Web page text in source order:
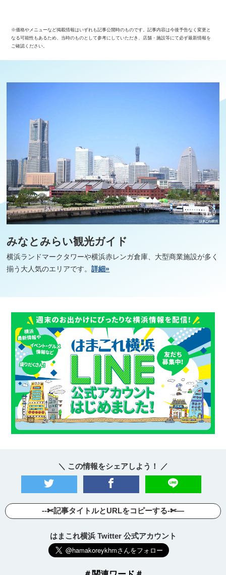
※価格やメニューなど掲載情報はいずれも記事公開時のものです。記事内容は今後予告なく変更と
なる可能性もあるため、当時のものとして参考にしていただき、店舗・施設等にて必ず最新情報を
ご確認ください。
みなとみらい観光ガイド
横浜ランドマークタワーや横浜赤レンガ倉庫、大型商業施設が多く
揃う大人気のエリアです。詳細»
＼ この情報をシェアしよう！ ／
--✄記事タイトルとURLをコピーする-✄—
はまこれ横浜 Twitter 公式アカウント